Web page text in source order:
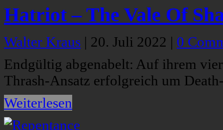
Hatriot – The Vale Of
Walter Kraus | 20. Juli 2022 | 0
Endgültig abgenabelt: Auf ihrem
Thrash-Ansatz erfolgreich um
Weiterlesen